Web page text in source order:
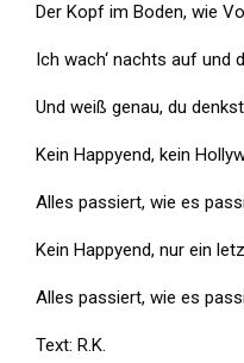
Der Kopf im Boden, wie
Ich wach‘ nachts auf und
Und weiß genau, du
Kein Happyend, kein
Alles passiert, wie es
Kein Happyend, nur ein
Alles passiert, wie es
Text: R.K.